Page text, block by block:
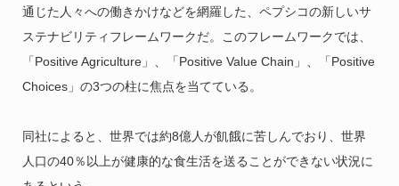
通じた人々への働きかけなどを網羅した、ペプシコの新しいサ
ステナビリティフレームワークだ。このフレームワークでは、
「Positive Agriculture」、「Positive Value Chain」、「Positive
Choices」の3つの柱に焦点を当てている。
同社によると、世界では約8億人が飢餓に苦しんでおり、世界
人口の40％以上が健康的な食生活を送ることができない状況に